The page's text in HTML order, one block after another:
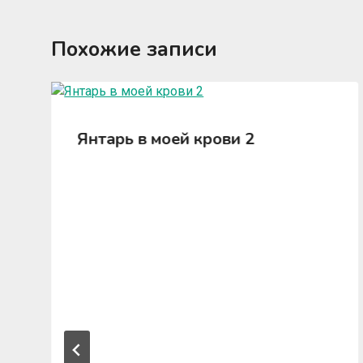
Похожие записи
Янтарь в моей крови 2